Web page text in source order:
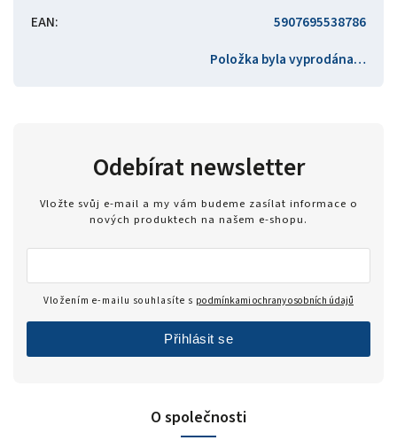
EAN:
5907695538786
Položka byla vyprodána…
O společnosti
Odebírat newsletter
Vložte svůj e-mail a my vám budeme zasílat informace o
nových produktech na našem e-shopu.
Vložením e-mailu souhlasíte s podmínkami ochrany osobních údajů
Přihlásit se